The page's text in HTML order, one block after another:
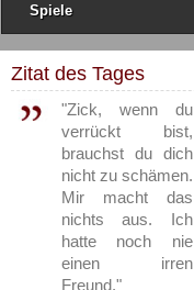
Spiele
Zitat des Tages
"Zick, wenn du
verrückt bist,
brauchst du dich
nicht zu schämen.
Mir macht das
nichts aus. Ich
hatte noch nie
einen irren
Freund."